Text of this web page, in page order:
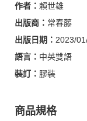
作者： 賴世雄
出版商： 常春藤
出版日期： 2023/
語言： 中英雙語
裝訂： 膠裝
商品規格